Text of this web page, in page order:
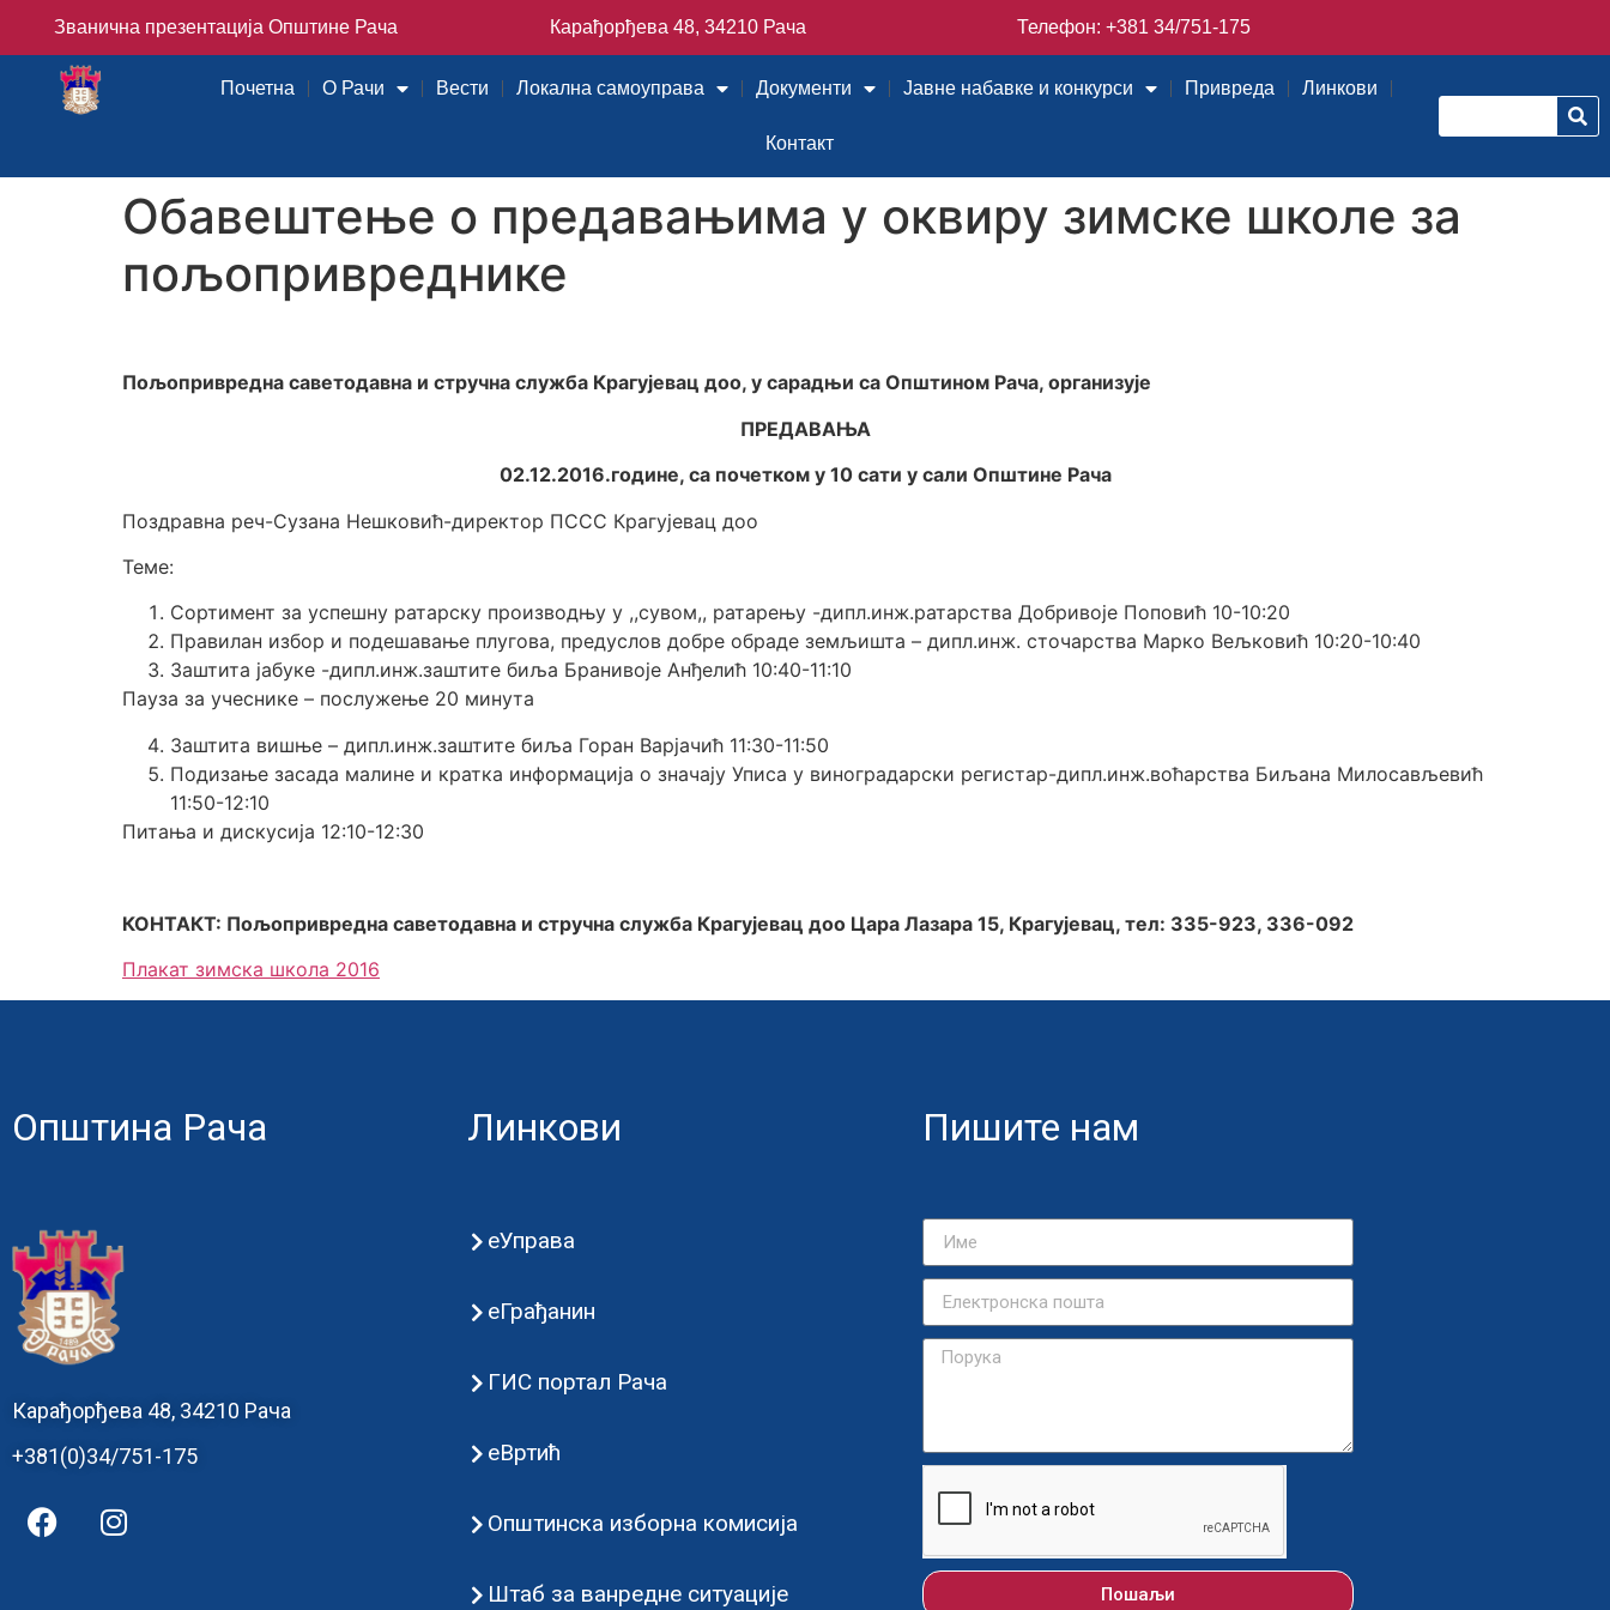
Званична презентација Општине Рача Карађорђева 48, 34210 Рача Телефон: +381 34/751-175
Почетна О Рачи Вести Локална самоуправа Документи Јавне набавке и конкурси Привреда Линкови
Контакт
Oбавештење о предавањима у оквиру зимске школе за
пољопривреднике
Пољопривредна саветодавна и стручна служба Крагујевац доо, у сарадњи са Општином Рача, организује
ПРЕДАВАЊА
02.12.2016.године, са почетком у 10 сати у сали Општине Рача
Поздравна реч-Сузана Нешковић-директор ПССС Крагујевац доо
Теме:
Сортимент за успешну ратарску производњу у ,,сувом,, ратарењу -дипл.инж.ратарства Добривоје Поповић 10-10:20
Правилан избор и подешавање плугова, предуслов добре обраде земљишта – дипл.инж. сточарства Марко Вељковић 10:20-10:40
Заштита јабуке -дипл.инж.заштите биља Бранивоје Анђелић 10:40-11:10
Пауза за учеснике – послужење 20 минута
Заштита вишње – дипл.инж.заштите биља Горан Варјачић 11:30-11:50
Подизање засада малине и кратка информација о значају Уписа у виноградарски регистар-дипл.инж.воћарства Биљана Милосављевић
11:50-12:10
Питања и дискусија 12:10-12:30
КОНТАКТ: Пољопривредна саветодавна и стручна служба Крагујевац доо Цара Лазара 15, Крагујевац, тел: 335-923, 336-092
Плакат зимска школа 2016
Општина Рача
Карађорђева 48, 34210 Рача
+381(0)34/751-175
Линкови
еУправа
еГрађанин
ГИС портал Рача
еВртић
Општинска изборна комисија
Штаб за ванредне ситуације
Пишите нам
Пошаљи